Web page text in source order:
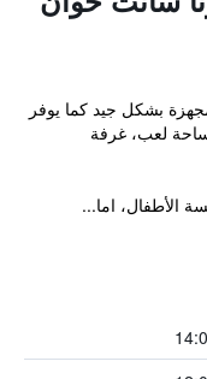
بشكل جيد كما يوفر
لعب، غرفة